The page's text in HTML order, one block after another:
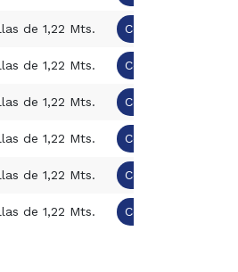
de 1,22 Mts. Cotizar
de 1,22 Mts. Cotizar
de 1,22 Mts. Cotizar
de 1,22 Mts. Cotizar
de 1,22 Mts. Cotizar
de 1,22 Mts. Cotizar